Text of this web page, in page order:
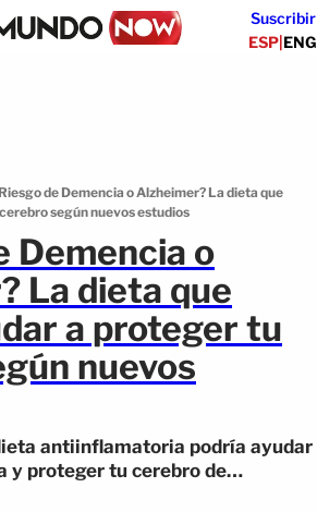
Suscribir
ESP|ENG
de Demencia o Alzheimer? La dieta que
según nuevos estudios
Demencia o
La dieta que
a proteger tu
nuevos
antiinflamatoria podría ayudar
y proteger tu cerebro de
la demencia.